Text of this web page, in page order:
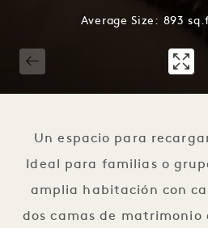
Average Size: 893
Un espacio para
Ideal para familias o
amplia habitación con
dos camas de matrimonio